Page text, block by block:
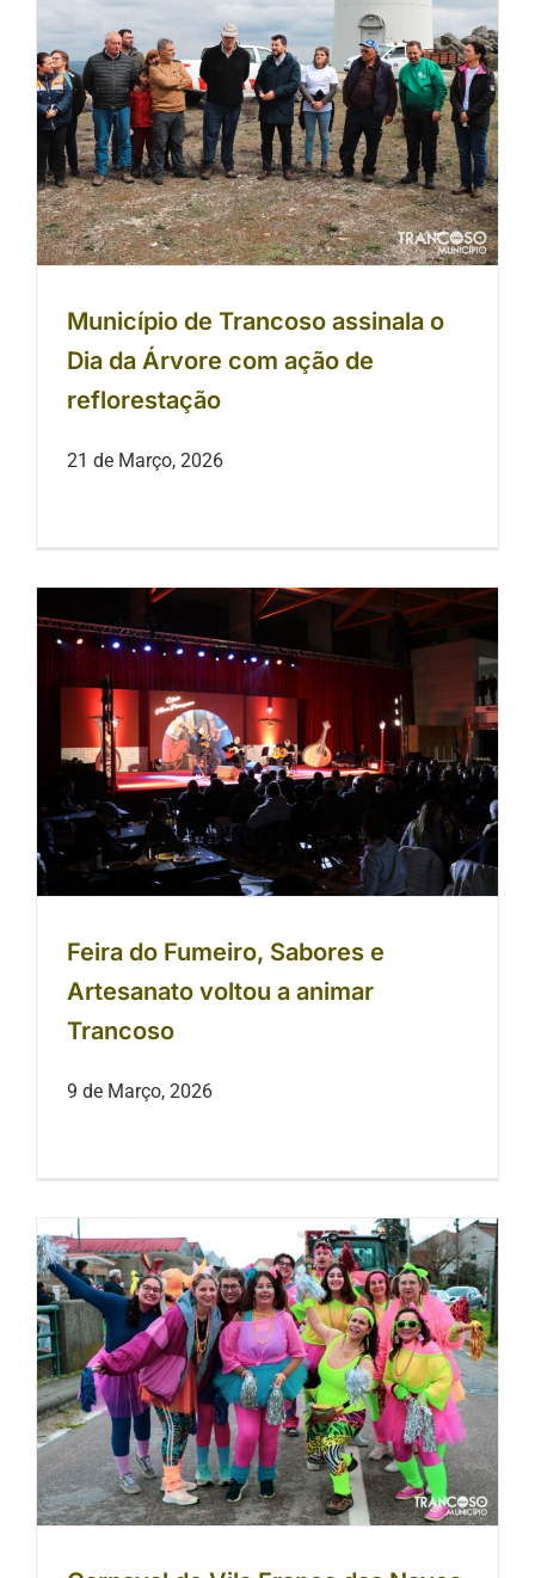
Município de Trancoso assinala o
Dia da Árvore com ação de
reflorestação
Município de Trancoso assinala o
Dia da Árvore com ação de
reflorestação
21 de Março, 2026
Feira do Fumeiro, Sabores e
Artesanato voltou a animar
Trancoso
Feira do Fumeiro, Sabores e
Artesanato voltou a animar
Trancoso
9 de Março, 2026
Carnaval de Vila Franca das Naves
2026 — Tradição e alegria popular